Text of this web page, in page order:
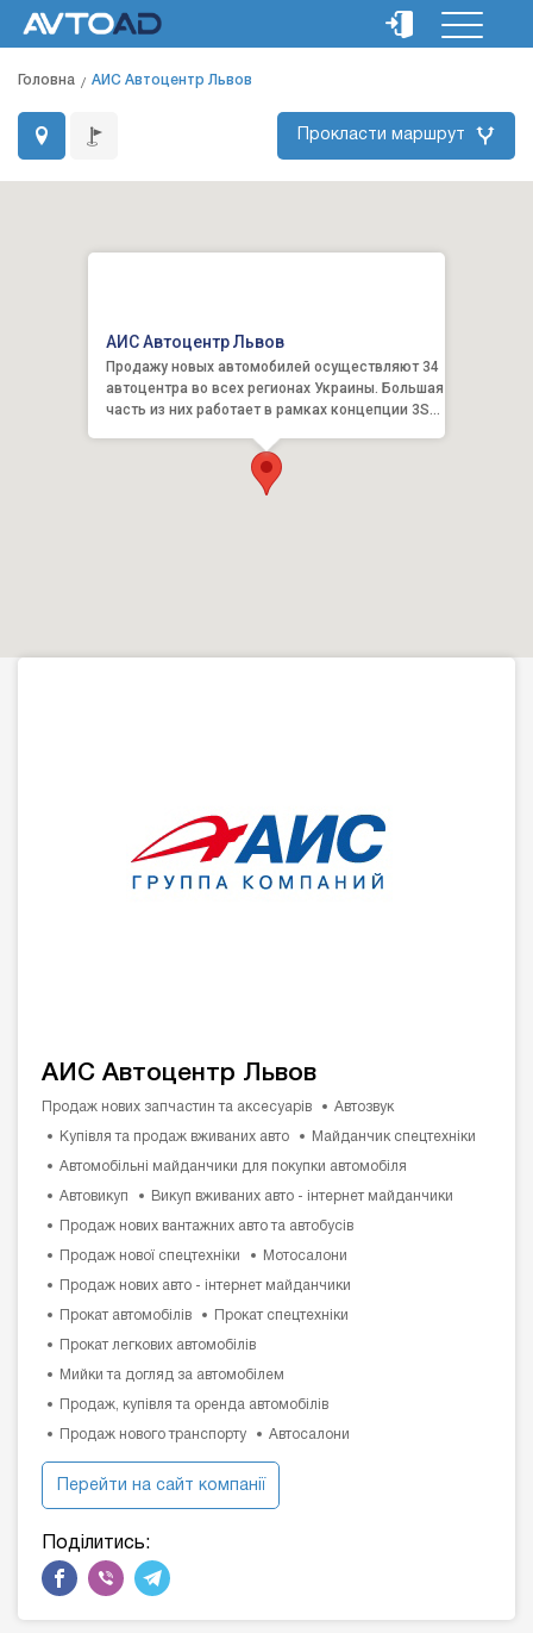
Головна АИС Автоцентр Львов
Прокласти маршрут
АИС Автоцентр Львов
Продажу новых автомобилей осуществляют 34
автоцентра во всех регионах Украины. Большая
часть из них работает в рамках концепции 3S
АИС Автоцентр Львов
Продаж нових запчастин та аксесуарів Автозвук
Купівля та продаж вживаних авто Майданчик спецтехніки
Автомобільні майданчики для покупки автомобіля
Автовикуп Викуп вживаних авто - інтернет майданчики
Продаж нових вантажних авто та автобусів
Продаж нової спецтехніки Мотосалони
Продаж нових авто - інтернет майданчики
Прокат автомобілів Прокат спецтехніки
Прокат легкових автомобілів
Мийки та догляд за автомобілем
Продаж, купівля та оренда автомобілів
Продаж нового транспорту Автосалони
Перейти на сайт компанії
Поділитись: